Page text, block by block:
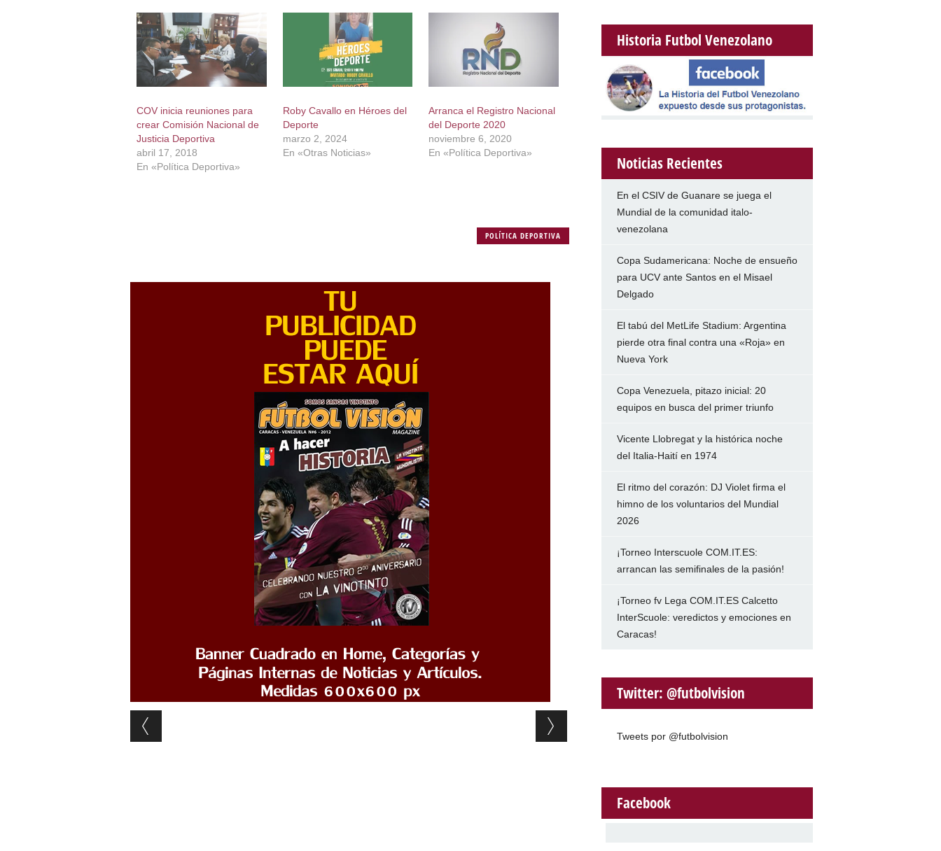
COV inicia reuniones para
crear Comisión Nacional de
Justicia Deportiva
abril 17, 2018
En «Política Deportiva»
Roby Cavallo en Héroes del
Deporte
marzo 2, 2024
En «Otras Noticias»
Arranca el Registro Nacional
del Deporte 2020
noviembre 6, 2020
En «Política Deportiva»
POLÍTICA DEPORTIVA
Post navigation
Historia Futbol Venezolano
Noticias Recientes
En el CSIV de Guanare se juega el
Mundial de la comunidad italo-
venezolana
Copa Sudamericana: Noche de ensueño
para UCV ante Santos en el Misael
Delgado
El tabú del MetLife Stadium: Argentina
pierde otra final contra una «Roja» en
Nueva York
Copa Venezuela, pitazo inicial: 20
equipos en busca del primer triunfo
Vicente Llobregat y la histórica noche
del Italia-Haití en 1974
El ritmo del corazón: DJ Violet firma el
himno de los voluntarios del Mundial
2026
¡Torneo Interscuole COM.IT.ES:
arrancan las semifinales de la pasión!
¡Torneo fv Lega COM.IT.ES Calcetto
InterScuole: veredictos y emociones en
Caracas!
Twitter: @futbolvision
Tweets por @futbolvision
Facebook